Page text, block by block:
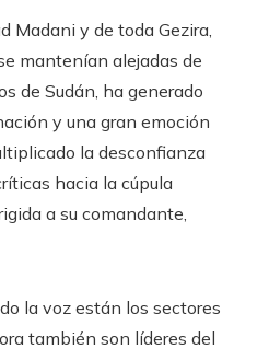
Madani y de toda Gezira,
mantenían alejadas de
de Sudán, ha generado
y una gran emoción
la desconfianza
hacia la cúpula
a su comandante,
la voz están los sectores
también son líderes del